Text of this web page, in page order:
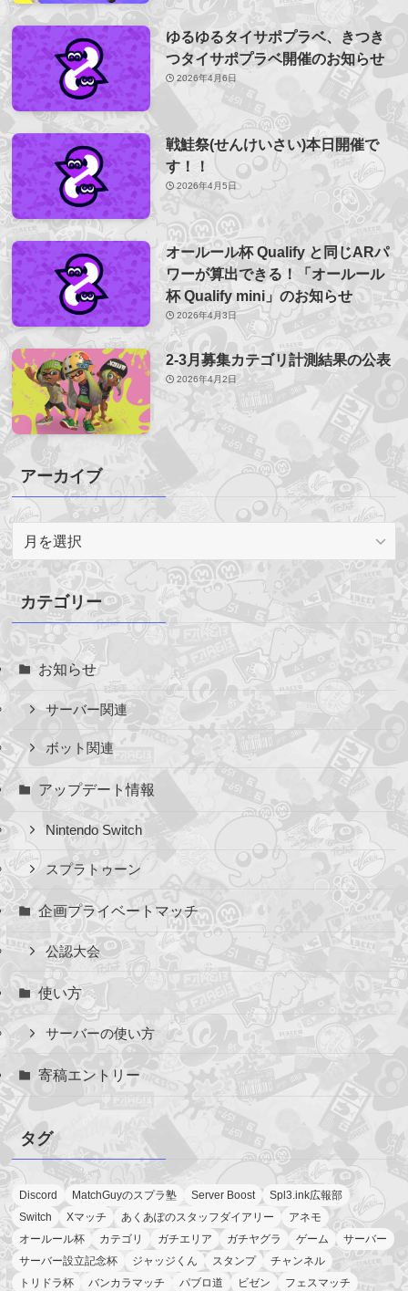
ゆるゆるタイサポプラベ、きつき
つタイサポプラベ開催のお知らせ
2026年4月6日
戦鮭祭(せんけいさい)本日開催で
す！！
2026年4月5日
オールール杯 Qualify と同じARパ
ワーが算出できる！「オールール
杯 Qualify mini」のお知らせ
2026年4月3日
2-3月募集カテゴリ計測結果の公表
2026年4月2日
アーカイブ
ア
ー
イ
ブ
カテゴリー
お知らせ
サーバー関連
ボット関連
アップデート情報
Nintendo Switch
スプラトゥーン
企画プライベートマッチ
公認大会
使い方
サーバーの使い方
寄稿エントリー
タグ
Discord MatchGuyのスプラ塾 Server Boost
Spl3.ink広報部
Switch
Xマッチ あくあぽのスタッフダイアリー
アネモ
オールール杯
カテゴリ ガチエリア ガチヤグラ ゲーム
サーバー
サーバー設立記念杯
ジャッジくん スタンプ
チャンネル
トリドラ杯
バンカラマッチ パブロ道 ビゼン
フェスマッチ